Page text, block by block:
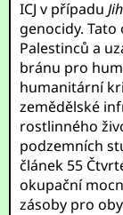
ICJ v případu
genocidy. Tato
Palestinců a
bránu pro
humanitární
zemědělské
rostlinného
podzemních
článek 55
okupační
zásoby pro